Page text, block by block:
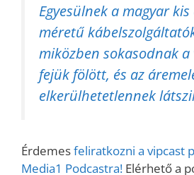
Egyesülnek a magyar kis
méretű
miközben sokasodnak
fejük fölött, és az
elkerülhetetlennek
Érdemesfeliratkozni a vipcast
Media1 Podcastra! Elérhető a